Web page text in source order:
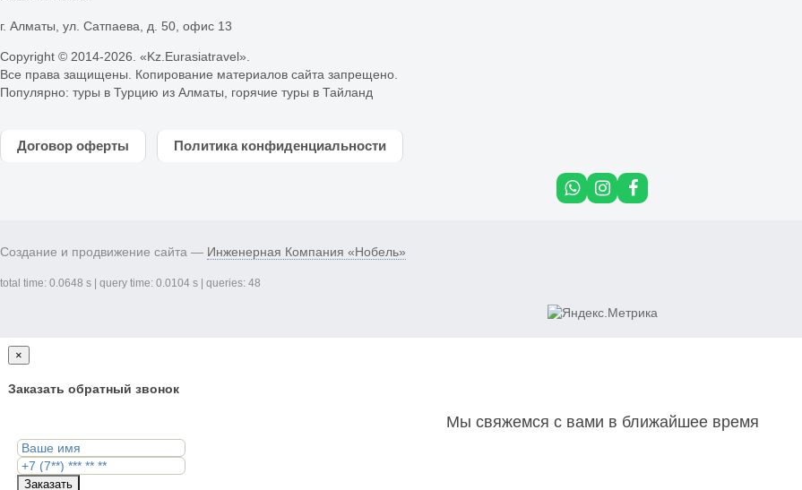
г. Алматы, ул. Сатпаева, д. 50, офис 13
Copyright © 2014-2026. «Kz.Eurasiatravel».
Все права защищены. Копирование материалов сайта запрещено.
Популярно: туры в Турцию из Алматы горячие туры в Тайланд
Договор оферты Политика конфиденциальности
Создание и продвижение сайта — Инженерная Компания «Нобель»
total time: 0.0648 s | query time: 0.0104 s | queries: 48
×
Заказать обратный звонок
Мы свяжемся с вами в ближайшее время
Заказать